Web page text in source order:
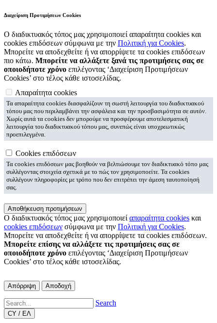
Διαχείριση Προτιμήσεων Cookies
Ο διαδικτυακός τόπος μας χρησιμοποιεί απαραίτητα cookies και
cookies επιδόσεων σύμφωνα με την Πολιτική για Cookies.
Μπορείτε να αποδεχθείτε ή να απορρίψετε τα cookies επιδόσεων
πιο κάτω. Μπορείτε να αλλάξετε ξανά τις προτιμήσεις σας σε
οποιοδήποτε χρόνο επιλέγοντας ‘Διαχείριση Προτιμήσεων
Cookies’ στο τέλος κάθε ιστοσελίδας.
Απαραίτητα cookies
Τα απαραίτητα cookies διασφαλίζουν τη σωστή λειτουργία του διαδικτυακού
τόπου μας που περιλαμβάνει την ασφάλεια και την προσβασιμότητα σε αυτόν.
Χωρίς αυτά τα cookies δεν μπορούμε να προσφέρουμε αποτελεσματική
λειτουργία του διαδικτυακού τόπου μας, συνεπώς είναι υποχρεωτικώς
προεπιλεγμένα.
Cookies επιδόσεων
Τα cookies επιδόσεων μας βοηθούν να βελτιώσουμε τον διαδικτυακό τόπο μας
συλλέγοντας στοιχεία σχετικά με το πώς τον χρησιμοποείτε. Τα cookies
συλλέγουν πληροφορίες με τρόπο που δεν επιτρέπει την άμεση ταυτοποίησή
σας.
Αποθήκευση προτιμήσεων
Ο διαδικτυακός τόπος μας χρησιμοποιεί απαραίτητα cookies και
cookies επιδόσεων σύμφωνα με την Πολιτική για Cookies.
Μπορείτε να αποδεχθείτε ή να απορρίψετε τα cookies επιδόσεων.
Μπορείτε επίσης να αλλάξετε τις προτιμήσεις σας σε
οποιοδήποτε χρόνο επιλέγοντας ‘Διαχείριση Προτιμήσεων
Cookies’ στο τέλος κάθε ιστοσελίδας.
Απόρριψη Αποδοχή
Search
CY / ΕΛ